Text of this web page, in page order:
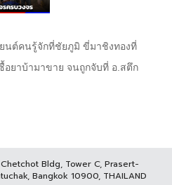
นต์คนรู้จักที่ชัยภูมิ ขี่มาชิงทองที่
อยาบ้ามาขาย จนถูกจับที่ อ.สตึก
Bldg, Tower C, Prasert-
Bangkok 10900, THAILAND